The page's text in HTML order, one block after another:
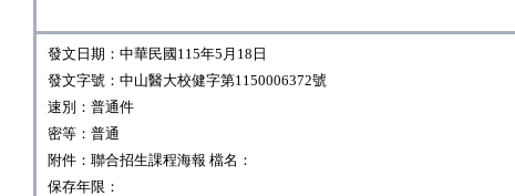
發文日期：中華民國115年5月18日
發文字號：中山醫大校健字第1150006372號
速別：普通件
密等：普通
附件：聯合招生課程海報 檔名：
保存年限：